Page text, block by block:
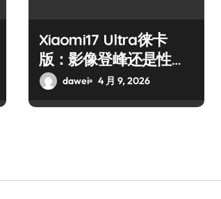
Xiaomi17 Ultra徕卡
版：影像登峰还是性能
霸主？
dawei 4 月 9, 2026